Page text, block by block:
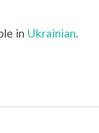
ГРУПИ
in Ukrainian